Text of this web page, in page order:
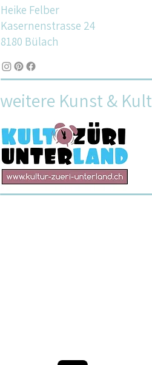
Heike Felber
Kasernenstrasse 24
8180 Bülach
weitere Kunst &